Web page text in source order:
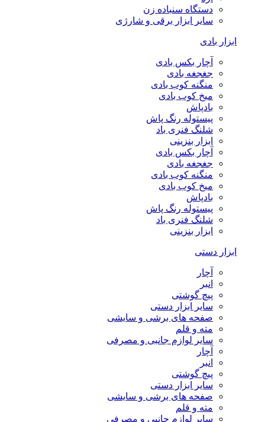
دستگاه سنباده زن
سایر ابزار برقی و شارژی
ابزار بادی
آچار بکس بادی
جغجغه بادی
منگنه کوب بادی
میخ کوب بادی
بادپاش
پیستوله رنگ پاش
شلنگ فنری باد
ابزار بنزینی
آچار بکس بادی
جغجغه بادی
منگنه کوب بادی
میخ کوب بادی
بادپاش
پیستوله رنگ پاش
شلنگ فنری باد
ابزار بنزینی
ابزار دستی
آچار
انبر
پیچ گوشتی
سایر ابزار دستی
صفحه های برشی و سایشی
مته و قلم
سایر لوازم جانبی و مصرفی
آچار
انبر
پیچ گوشتی
سایر ابزار دستی
صفحه های برشی و سایشی
مته و قلم
سایر لوازم جانبی و مصرفی